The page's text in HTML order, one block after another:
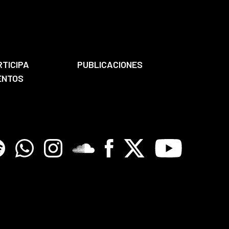
PUBLICACIONES
WhatsappInstagramSoundcloreFacebook
X Youtube